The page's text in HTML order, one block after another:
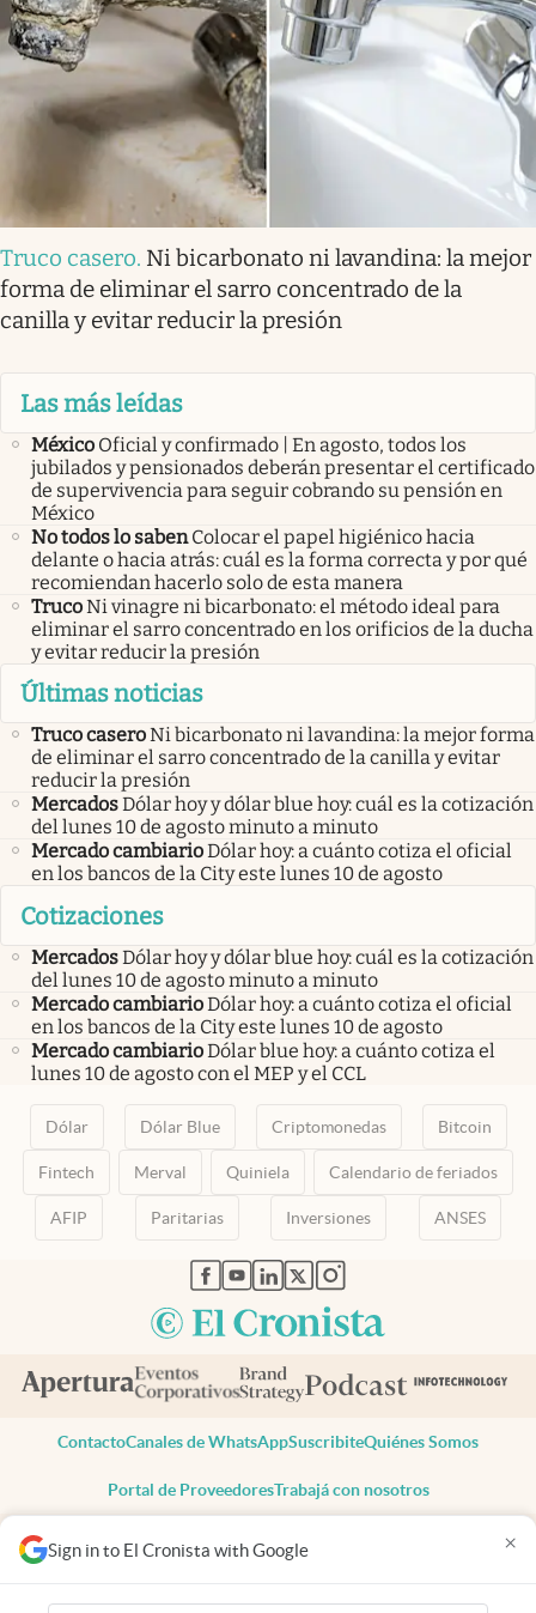
Sign in to El Cronista with Google ×
Truco casero. Ni bicarbonato ni lavandina: la mejor
forma de eliminar el sarro concentrado de la
canilla y evitar reducir la presión
Las más leídas
México Oficial y confirmado | En agosto, todos los
jubilados y pensionados deberán presentar el certificado
de supervivencia para seguir cobrando su pensión en
México
No todos lo saben Colocar el papel higiénico hacia
delante o hacia atrás: cuál es la forma correcta y por qué
recomiendan hacerlo solo de esta manera
TrucoNi vinagre ni bicarbonato: el método ideal para
eliminar el sarro concentrado en los orificios de la ducha
y evitar reducir la presión
Últimas noticias
Truco caseroNi bicarbonato ni lavandina: la mejor forma
de eliminar el sarro concentrado de la canilla y evitar
reducir la presión
MercadosDólar hoy y dólar blue hoy: cuál es la cotización
del lunes 10 de agosto minuto a minuto
Mercado cambiarioDólar hoy: a cuánto cotiza el oficial
en los bancos de la City este lunes 10 de agosto
Cotizaciones
MercadosDólar hoy y dólar blue hoy: cuál es la cotización
del lunes 10 de agosto minuto a minuto
Mercado cambiarioDólar hoy: a cuánto cotiza el oficial
en los bancos de la City este lunes 10 de agosto
Mercado cambiarioDólar blue hoy: a cuánto cotiza el
lunes 10 de agosto con el MEP y el CCL
Dólar Dólar Blue Criptomonedas Bitcoin
Fintech Merval Quiniela Calendario de feriados
AFIP Paritarias Inversiones ANSES
abre en nueva pestaña
abre en nueva pestaña
abre en nueva pestaña
abre en nueva pestaña
abre en nueva pestaña
ContactoCanales de WhatsAppSuscribiteQuiénes Somos
Portal de ProveedoresTrabajá con nosotros
Todos los derechos reservados
Privacidad